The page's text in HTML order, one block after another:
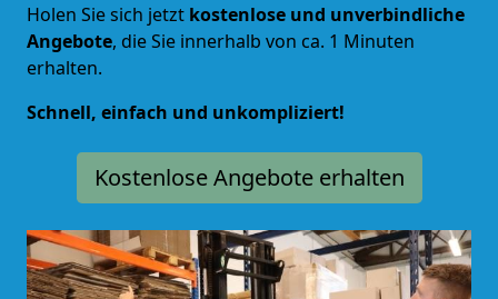
Holen Sie sich jetzt kostenlose und unverbindliche
Angebote, die Sie innerhalb von ca. 1 Minuten
erhalten.
Schnell, einfach und unkompliziert!
Kostenlose Angebote erhalten